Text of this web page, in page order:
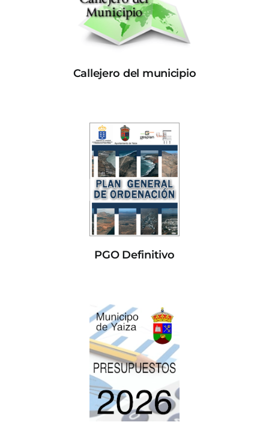
Callejero del municipio
PGO Definitivo